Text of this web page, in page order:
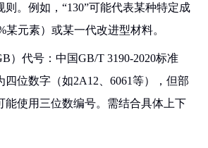
。例如，“130”可能代表某种特定成
某元素）或某一代改进型材料。
）代号：中国GB/T 3190-2020标准
位数字（如2A12、6061等），但部
能使用三位数编号。需结合具体上下